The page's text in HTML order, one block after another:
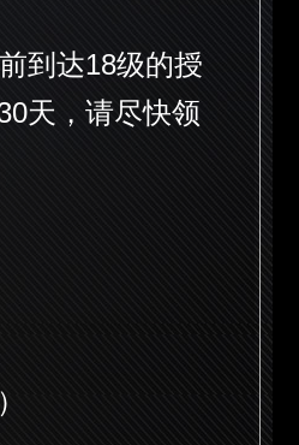
到达18级的授
天，请尽快领